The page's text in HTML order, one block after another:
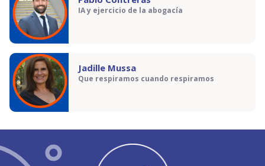
IA y ejercicio de la abogacía
Jadille Mussa
Que respiramos cuando respiramos